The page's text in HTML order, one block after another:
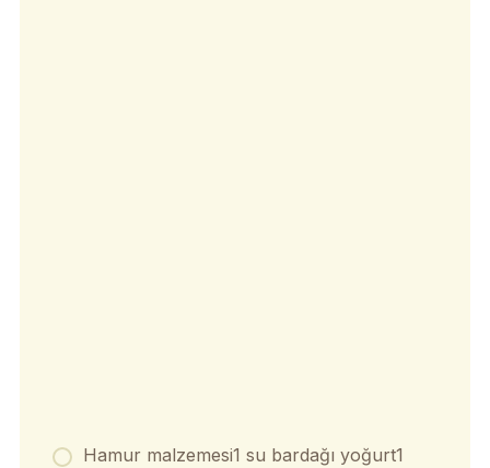
Hamur malzemesi1 su bardağı yoğurt1